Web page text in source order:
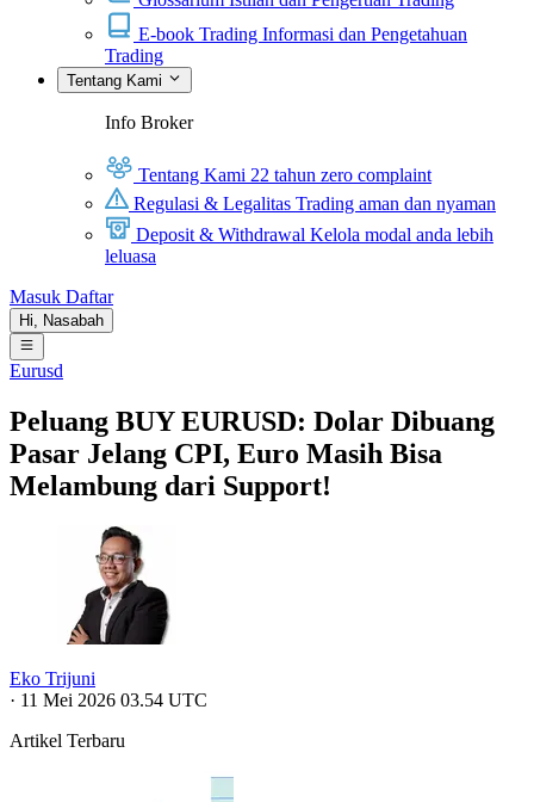
E-book Trading Informasi dan Pengetahuan
Trading
Tentang Kami
Info Broker
Tentang Kami 22 tahun zero complaint
Regulasi & Legalitas Trading aman dan nyaman
Deposit & Withdrawal Kelola modal anda lebih
leluasa
Masuk Daftar
Hi, Nasabah
Eurusd
Peluang BUY EURUSD: Dolar Dibuang
Pasar Jelang CPI, Euro Masih Bisa
Melambung dari Support!
Eko Trijuni
· 11 Mei 2026 03.54 UTC
Artikel Terbaru